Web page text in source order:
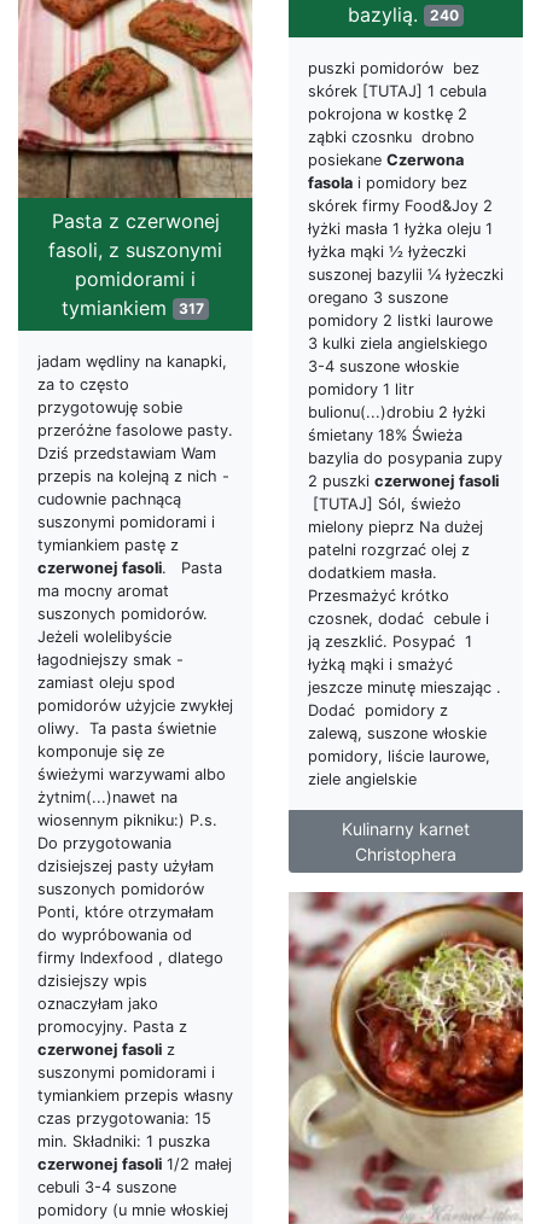
bazylią.
240
puszki pomidorów bez
skórek [TUTAJ] 1 cebula
pokrojona w kostkę 2
ząbki czosnku drobno
posiekane Czerwona
fasola i pomidory bez
skórek firmy Food&Joy 2
łyżki masła 1 łyżka oleju 1
łyżka mąki ½ łyżeczki
suszonej bazylii ¼ łyżeczki
oregano 3 suszone
pomidory 2 listki laurowe
3 kulki ziela angielskiego
3-4 suszone włoskie
pomidory 1 litr
bulionu(...)drobiu 2 łyżki
śmietany 18% Świeża
bazylia do posypania zupy
2 puszki czerwonej fasoli
[TUTAJ] Sól, świeżo
mielony pieprz Na dużej
patelni rozgrzać olej z
dodatkiem masła.
Przesmażyć krótko
czosnek, dodać cebule i
ją zeszklić. Posypać 1
łyżką mąki i smażyć
jeszcze minutę mieszając .
Dodać pomidory z
zalewą, suszone włoskie
pomidory, liście laurowe,
ziele angielskie
Kulinarny karnet
Christophera
Pasta z czerwonej
fasoli, z suszonymi
pomidorami i
tymiankiem
317
jadam wędliny na kanapki,
za to często
przygotowuję sobie
przeróżne fasolowe pasty.
Dziś przedstawiam Wam
przepis na kolejną z nich -
cudownie pachnącą
suszonymi pomidorami i
tymiankiem pastę z
czerwonej fasoli. Pasta
ma mocny aromat
suszonych pomidorów.
Jeżeli wolelibyście
łagodniejszy smak -
zamiast oleju spod
pomidorów użyjcie zwykłej
oliwy. Ta pasta świetnie
komponuje się ze
świeżymi warzywami albo
żytnim(...)nawet na
wiosennym pikniku:) P.s.
Do przygotowania
dzisiejszej pasty użyłam
suszonych pomidorów
Ponti, które otrzymałam
do wypróbowania od
firmy Indexfood , dlatego
dzisiejszy wpis
oznaczyłam jako
promocyjny. Pasta z
czerwonej fasoli z
suszonymi pomidorami i
tymiankiem przepis własny
czas przygotowania: 15
min. Składniki: 1 puszka
czerwonej fasoli 1/2 małej
cebuli 3-4 suszone
pomidory (u mnie włoskiej